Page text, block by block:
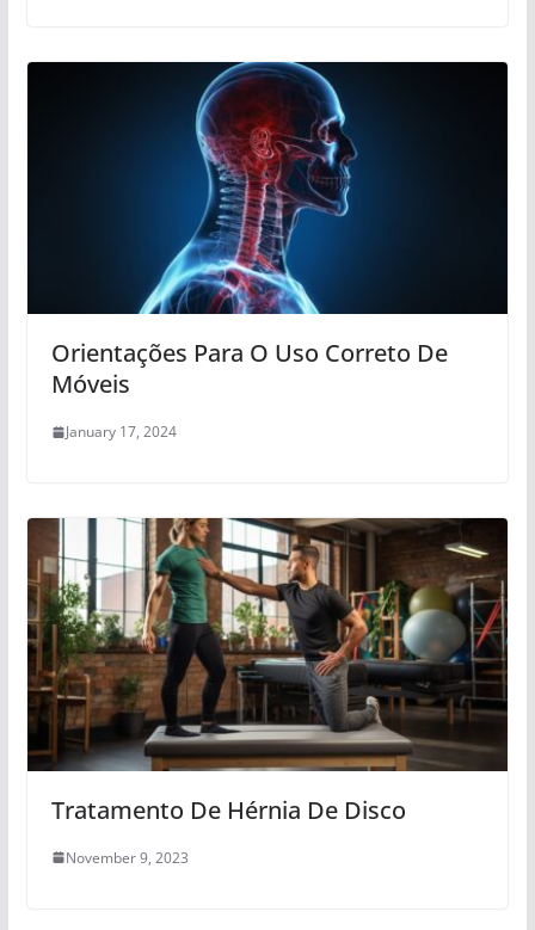
Orientações Para O Uso Correto De
Móveis
January 17, 2024
Tratamento De Hérnia De Disco
November 9, 2023